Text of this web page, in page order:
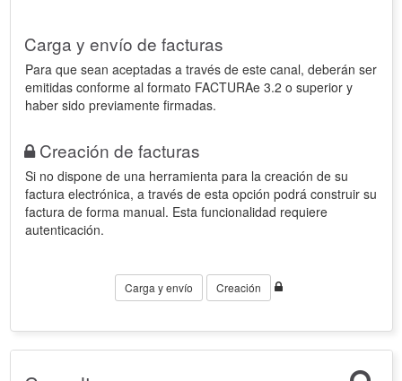
Carga y envío de facturas
Para que sean aceptadas a través de este canal, deberán ser
emitidas conforme al formato FACTURAe 3.2 o superior y
haber sido previamente firmadas.
Creación de facturas
Si no dispone de una herramienta para la creación de su
factura electrónica, a través de esta opción podrá construir su
factura de forma manual. Esta funcionalidad requiere
autenticación.
Carga y envío Creación